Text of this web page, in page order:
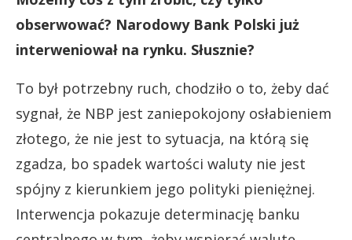
obserwować? Narodowy Bank Polski już
interweniował na rynku. Słusznie?
To był potrzebny ruch, chodziło o to, żeby dać
sygnał, że NBP jest zaniepokojony osłabieniem
złotego, że nie jest to sytuacja, na którą się
zgadza, bo spadek wartości waluty nie jest
spójny z kierunkiem jego polityki pieniężnej.
Interwencja pokazuje determinację banku